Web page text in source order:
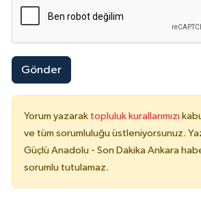
Gönder
Yorum yazarak topluluk kurallarımızı
ve tüm sorumluluğu üstleniyorsunuz.
Güçlü Anadolu - Son Dakika Ankara
sorumlu tutulamaz.